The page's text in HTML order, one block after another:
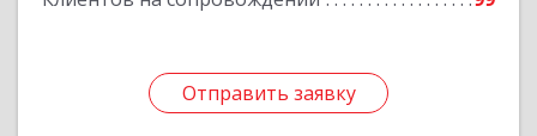
Отправить заявку
Отправить заявку